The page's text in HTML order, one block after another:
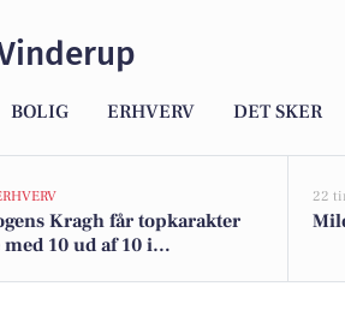
BOLIG ERHVERV DET SKER
Kragh får topkarakter
10 ud af 10 i
22